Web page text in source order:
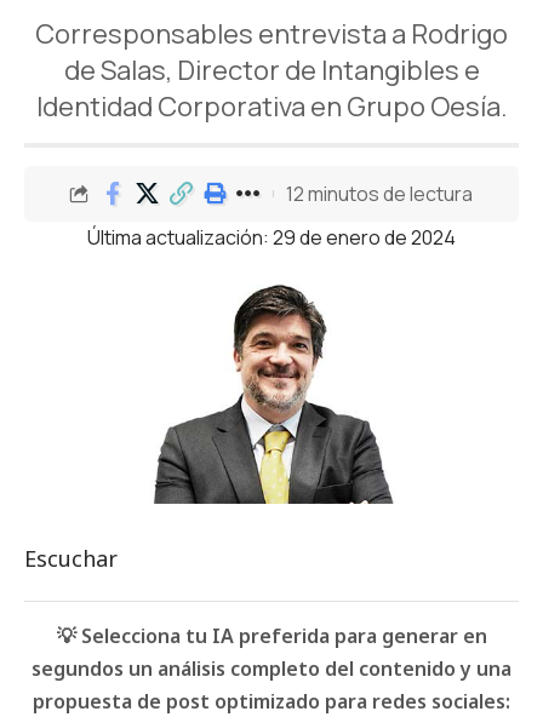
Corresponsables entrevista a Rodrigo
de Salas, Director de Intangibles e
Identidad Corporativa en Grupo Oesía.
Última actualización: 29 de enero de 2024
12 minutos de lectura
Escuchar
💡 Selecciona tu IA preferida para generar en
segundos un análisis completo del contenido y una
propuesta de post optimizado para redes sociales: